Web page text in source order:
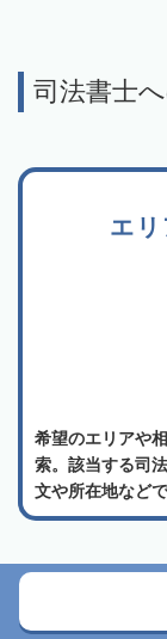
司法書士
エ
希望のエリアや
索。該当する司
文や所在地など
司法